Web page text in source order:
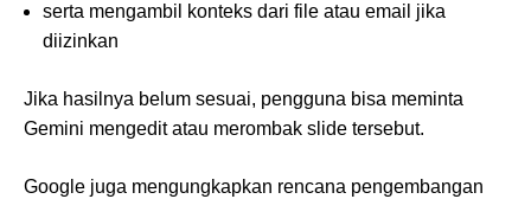
serta mengambil konteks dari file atau email jika
diizinkan
Jika hasilnya belum sesuai, pengguna bisa meminta
Gemini mengedit atau merombak slide tersebut.
Google juga mengungkapkan rencana pengembangan